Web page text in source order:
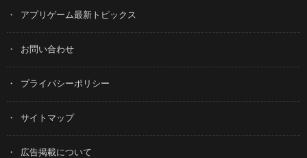
アプリゲーム最新トピックス
お問い合わせ
プライバシーポリシー
サイトマップ
広告掲載について